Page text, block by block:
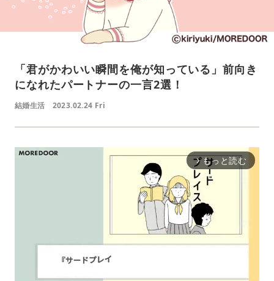
「君がかわいい瞬間を俺が知っている」前向き
になれたパートナーの一言2選！
結婚生活 2023.02.24 Fri
arrow_forward_ios もっと読む